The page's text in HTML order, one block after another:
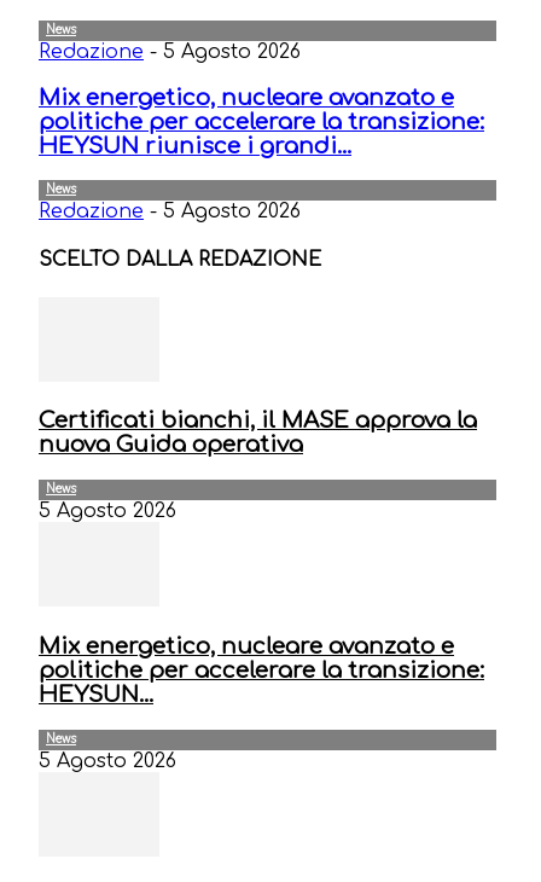
News
Redazione - 5 Agosto 2026
Mix energetico, nucleare avanzato e
politiche per accelerare la transizione:
HEYSUN riunisce i grandi...
News
Redazione - 5 Agosto 2026
SCELTO DALLA REDAZIONE
Certificati bianchi, il MASE approva la
nuova Guida operativa
News
5 Agosto 2026
Mix energetico, nucleare avanzato e
politiche per accelerare la transizione:
HEYSUN...
News
5 Agosto 2026